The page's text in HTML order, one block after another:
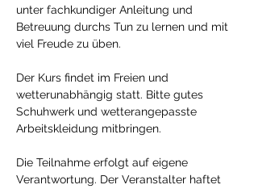
unter fachkundiger Anleitung und
Betreuung durchs Tun zu lernen und mit
viel Freude zu üben.
Der Kurs findet im Freien und
wetterunabhängig statt. Bitte gutes
Schuhwerk und wetterangepasste
Arbeitskleidung mitbringen.
Die Teilnahme erfolgt auf eigene
Verantwortung. Der Veranstalter haftet